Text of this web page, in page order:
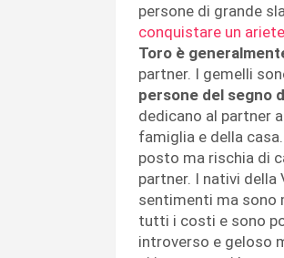
persone di grande
conquistare un
Toro è
partner. I gemelli
persone del segno
dedicano al partner
famiglia e della casa.
posto ma rischia di
partner. I nativi
sentimenti ma sono
tutti i costi e sono
introverso e geloso